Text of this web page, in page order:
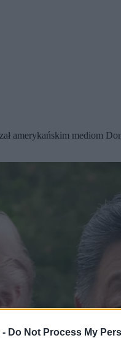
- Do Not Process My
amerykańskim mediom